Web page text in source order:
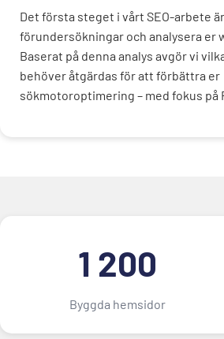
Det första steget i vårt SEO-arbete
förundersökningar och analysera er
Baserat på denna analys avgör vi
behöver åtgärdas för att förbättra er
sökmotoroptimering – med fokus på
1 200
Byggda hemsidor